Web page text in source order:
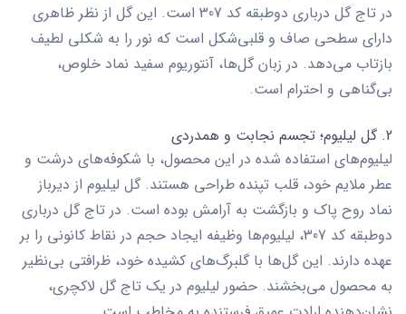
در تاج گل درباری دوطبقه کد 307
است. این گل از نظر ظاهری
دارای سطحی صاف و قلبی‌شکل است که نور را به شکلی لطیف
بازتاب می‌دهد. در زبان گل‌ها، آنتوریوم سفید نماد خلوص،
بی‌گناهی و احترام است.
2. گل لیلیوم؛ تجسم نجابت و همدردی
لیلیوم‌های استفاده شده در این محصول، با شکوفه‌های درشت و
عطر ملایم خود، قلب تپنده طراحی هستند. گل لیلیوم از دیرباز
نماد روح پاک و بازگشت به آرامش بوده است. در تاج گل درباری
دوطبقه کد 307
، لیلیوم‌ها وظیفه ایجاد حجم در نقاط کانونی را بر
عهده دارند. این گل‌ها با گلبرگ‌های کشیده خود، ظرافتی بی‌نظیر
به محصول می‌بخشند. حضور لیلیوم در یک تاج گل لاکچری،